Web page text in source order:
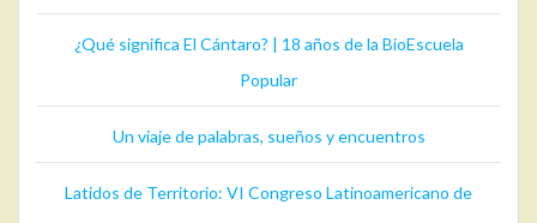
¿Qué significa El Cántaro? | 18 años de la BioEscuela
Popular
Un viaje de palabras, sueños y encuentros
Latidos de Territorio: VI Congreso Latinoamericano de